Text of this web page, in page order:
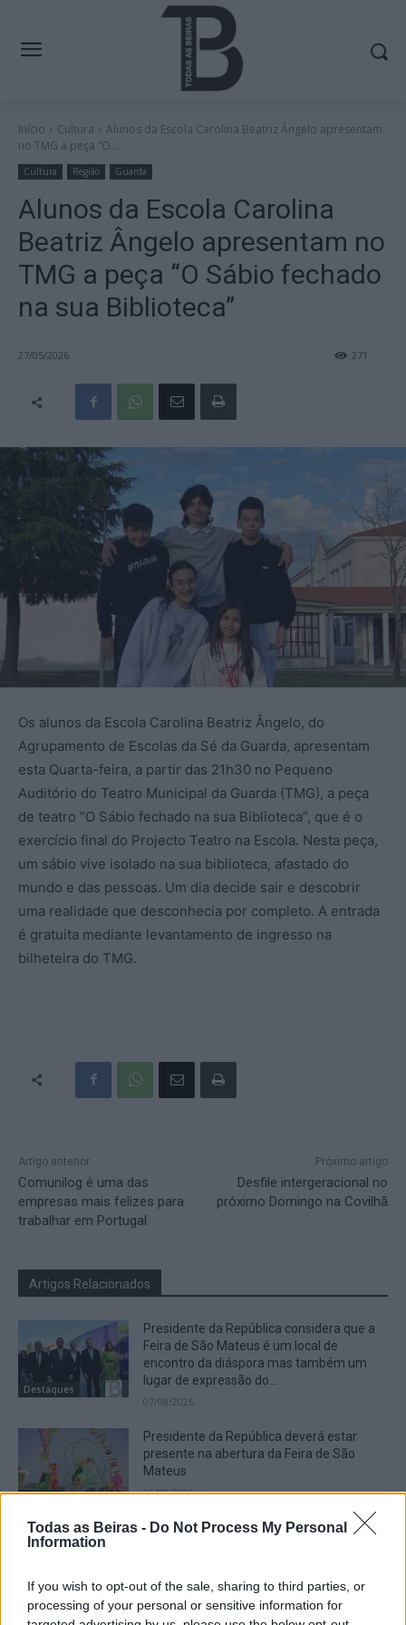
Todas as Beiras - Do Not Process My Personal
Information
If you wish to opt-out of the sale, sharing to third parties, or
processing of your personal or sensitive information for
Início Cultura
Alunos da Escola Carolina Beatriz Ângelo apresentam
no TMG a peça “O...
Cultura Região Guarda
Alunos da Escola Carolina
Beatriz Ângelo apresentam no
TMG a peça “O Sábio fechado
na sua Biblioteca”
27/05/2026 271
Os alunos da Escola Carolina Beatriz Ângelo, do
Agrupamento de Escolas da Sé da Guarda, apresentam
esta Quarta-feira, a partir das 21h30 no Pequeno
Auditório do Teatro Municipal da Guarda (TMG), a peça
de teatro “O Sábio fechado na sua Biblioteca”, que é o
exercício final do Projecto Teatro na Escola. Nesta peça,
um sábio vive isolado na sua biblioteca, afastado do
mundo e das pessoas. Um dia decide sair e descobrir
uma realidade que desconhecia por completo. A entrada
é gratuita mediante levantamento de ingresso na
bilheteira do TMG.
Artigo anterior
Comunilog é uma das
empresas mais felizes para
trabalhar em Portugal
Próximo artigo
Desfile intergeracional no
próximo Domingo na Covilhã
Artigos Relacionados
Destaques
Presidente da República considera que a
Feira de São Mateus é um local de
encontro da diáspora mas também um
lugar de expressão do...
07/08/2026
Cultura
Presidente da República deverá estar
presente na abertura da Feira de São
Mateus
06/08/2026
Crossódromo das Lajes, em Fernão
06/08/2026